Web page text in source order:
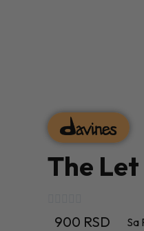
The
900 RSD Sa